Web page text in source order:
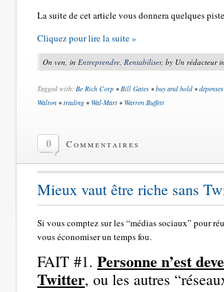
La suite de cet article vous donnera quelques
Cliquez pour lire la suite »
On ven, in Entreprendre, Rentabiliser, by Un rédacteur
Tagged with: Be Rich Corp •Bill Gates •buy and hold•dépenses
Walton •trading • Wal-Mart • Warren Buffett
0 Commentaires
Mieux vaut être riche sans
Si vous comptez sur les “médias sociaux” pour
vous économiser un temps fou.
FAIT #1. Personne n’est
Twitter, ou les autres